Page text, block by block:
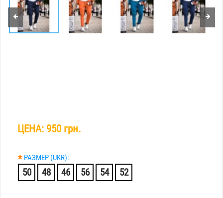
ЦЕНА: 950 грн.
* РАЗМЕР (UKR):
50 48 46 56 54 52